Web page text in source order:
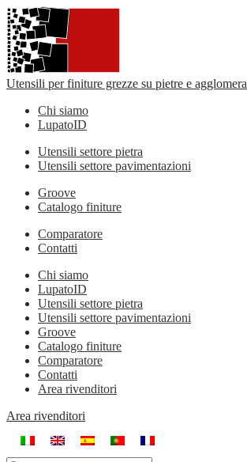
Utensili per finiture grezze su pietre e
Chi siamo
LupatoID
Utensili settore pietra
Utensili settore pavimentazioni
Groove
Catalogo finiture
Comparatore
Contatti
Chi siamo
LupatoID
Utensili settore pietra
Utensili settore pavimentazioni
Groove
Catalogo finiture
Comparatore
Contatti
Area rivenditori
Area rivenditori